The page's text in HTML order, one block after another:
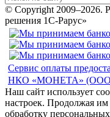
© Copyright 2009–2026.
решения 1С-Рарус»
Сервис оплаты
НКО «МОНЕТА»
Наш сайт использует
настроек. Продолжая им
обработку